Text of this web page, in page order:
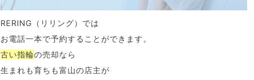
RERING（リリング）では
お電話一本で予約することができます。
古い指輪の売却なら
生まれも育ちも富山の店主が